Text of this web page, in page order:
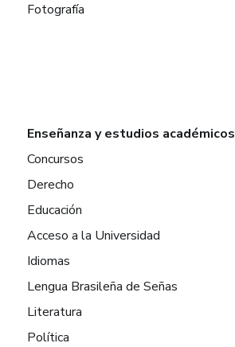
Fotografía
Enseñanza y estudios académicos
Concursos
Derecho
Educación
Acceso a la Universidad
Idiomas
Lengua Brasileña de Señas
Literatura
Política